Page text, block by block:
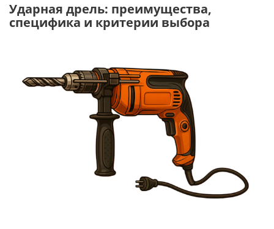
Ударная дрель: преимущества,
специфика и критерии выбора